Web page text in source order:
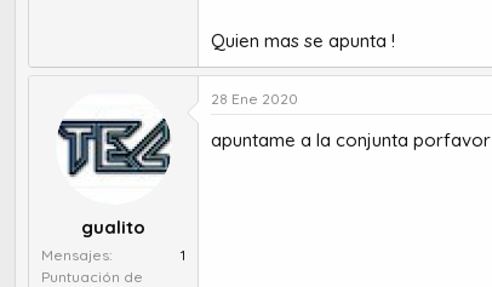
Quien mas se apunta !
gualito
Mensajes
1
Puntuación de
28 Ene 2020
apuntame a la conjunta porfavor